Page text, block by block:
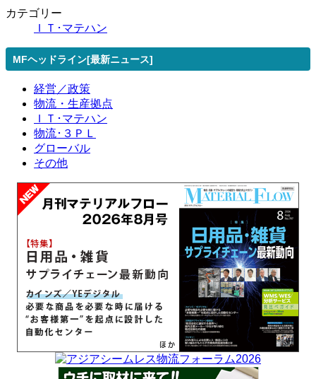
カテゴリー
ＩＴ･マテハン
MFヘッドライン[最新ニュース]
経営／政策
物流・生産拠点
ＩＴ･マテハン
物流･３ＰＬ
グローバル
その他